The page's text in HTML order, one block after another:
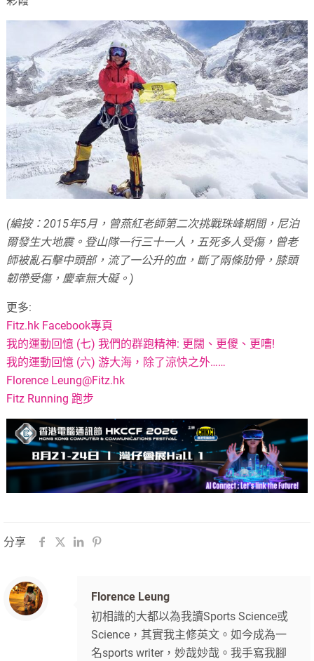
(編按：2015年5月，曾燕紅老師第二次挑戰珠峰期間，尼泊
爾發生大地震。登山隊一行三十一人，五死多人受傷，曾老
師被亂石擊中頭部，流了一公升的血，斷了兩條肋骨，膝頭
韌帶受傷，慶幸無大礙。)
更多:
Fitz.hk Facebook專頁
我的運動回憶 (七) 我們的群跑精神: 更闊、更傻、更嘈!
我的運動回憶 (六) 游大海，除了涼快之外……
Florence Leung@Fitz.hk
Fitz Running 跑步
分享
Florence Leung
初相識的大都以為我讀Sports Science或
Science，其實我主修英文。如今成為一
名sports writer，妙哉妙哉。我手寫我腳